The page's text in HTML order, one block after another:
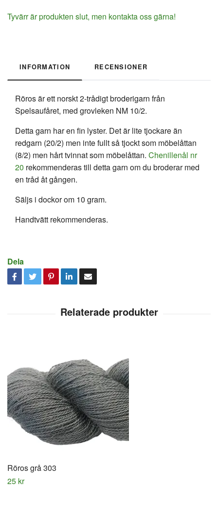
Tyvärr är produkten slut, men kontakta oss gärna!
INFORMATION RECENSIONER
Röros är ett norskt 2-trådigt broderigarn från
Spelsaufåret, med grovleken NM 10/2.
Detta garn har en fin lyster. Det är lite tjockare än
redgarn (20/2) men inte fullt så tjockt som möbelåttan
(8/2) men hårt tvinnat som möbelåttan. Chenillenål nr
20 rekommenderas till detta garn om du broderar med
en tråd åt gången.
Säljs i dockor om 10 gram.
Handtvätt rekommenderas.
Dela
Röros grå 303
25 kr